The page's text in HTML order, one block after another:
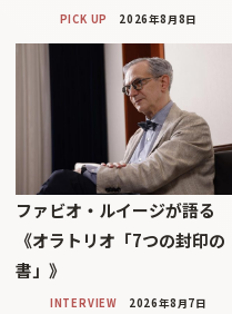
PICK UP 2026年8月8日
ファビオ・ルイージが語る
《オラトリオ「7つの封印の
書」》
INTERVIEW 2026年8月7日